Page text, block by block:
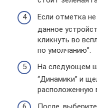
Если отметка
данное
кликнуть во
по умолчанию”.
На следующем
“Динамики” и
расположенную